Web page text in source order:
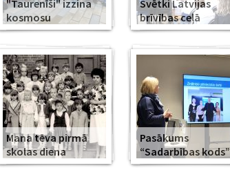
"Taurenīši" izzina
kosmosu
Svētki Latvijas
brīvības ceļā
Mana tēva pirmā
skolas diena
Pasākums
“Sadarbības kods”